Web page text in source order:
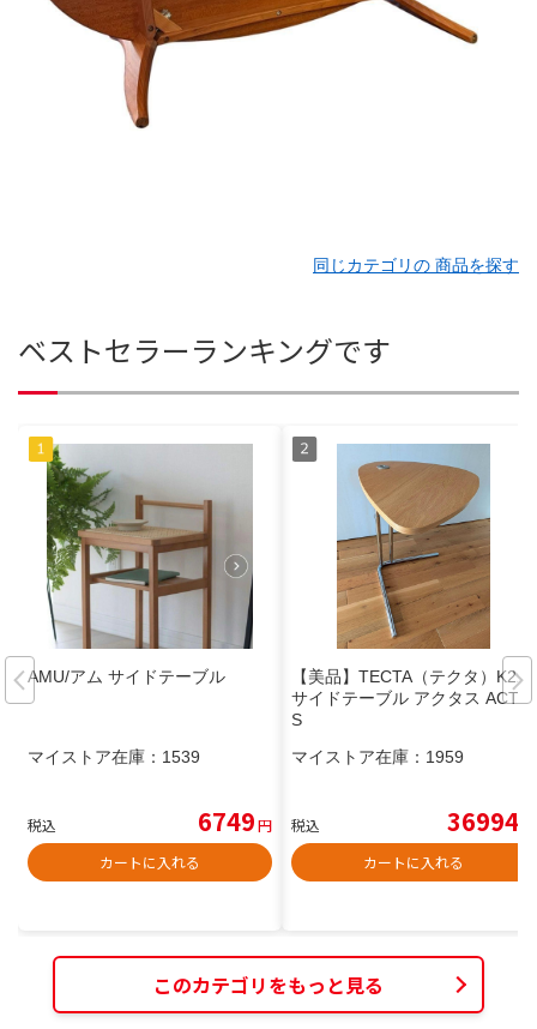
同じカテゴリの 商品を探す
ベストセラーランキングです
AMU/アム サイドテーブル
マイストア在庫： 1539
税込 6749円
カートに入れる
【美品】TECTA（テクタ）K22
サイドテーブル アクタス ACTU
S
マイストア在庫： 1959
税込 36994
カートに入れる
このカテゴリをもっと見る